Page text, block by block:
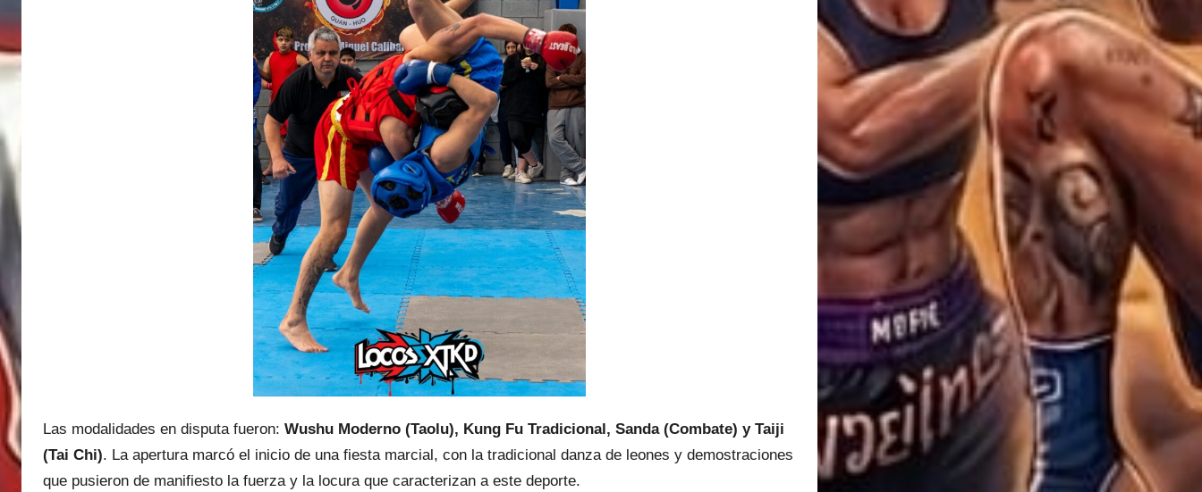
Las modalidades en disputa fueron: Wushu Moderno (Taolu), Kung Fu Tradicional, Sanda (Combate) y Taiji
(Tai Chi). La apertura marcó el inicio de una fiesta marcial, con la tradicional danza de leones y demostraciones
que pusieron de manifiesto la fuerza y la locura que caracterizan a este deporte.